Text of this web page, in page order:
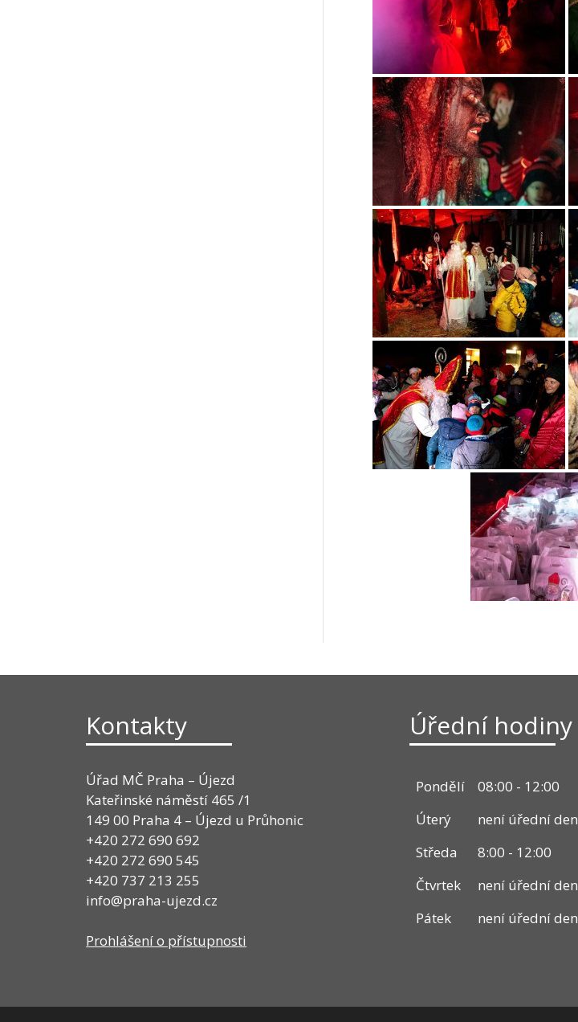
Kontakty
Úřad MČ Praha – Újezd
Kateřinské náměstí 465 /1
149 00 Praha 4 – Újezd u Průhonic
+420 272 690 692
+420 272 690 545
+420 737 213 255
info@praha-ujezd.cz
Prohlášení o přístupnosti
Úřední hodiny
Pondělí 08:00 - 12:00
Úterý
není úřední den
Středa
8:00 - 12:00
Čtvrtek
není úřední den
Pátek
není úřední den